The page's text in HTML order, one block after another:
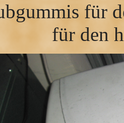
für
für den